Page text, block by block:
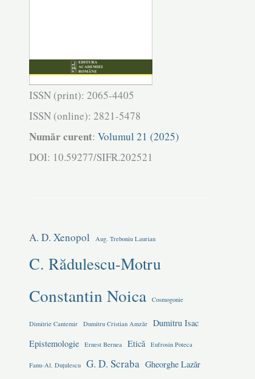
ISSN (print): 2065-4405
ISSN (online): 2821-5478
Număr curent: Volumul 21 (2025)
DOI: 10.59277/SIFR.202521
A. D. Xenopol Aug. Treboniu Laurian
C. Rădulescu-Motru
Constantin Noica Cosmogonie
Dimitrie Cantemir Dumitru Cristian Amzăr
Dumitru Isac
Epistemologie
Ernest Bernea Etică Eufrosin Poteca
Fanu-Al. Duțulescu G. D. Scraba Gheorghe Lazăr